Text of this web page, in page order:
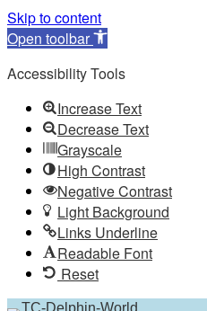
Skip to content
Open toolbar
Accessibility Tools
Increase Text
Decrease Text
Grayscale
High Contrast
Negative Contrast
Light Background
Links Underline
Readable Font
Reset